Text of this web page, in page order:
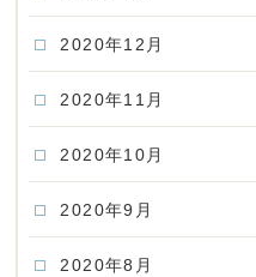
2020年12月
2020年11月
2020年10月
2020年9月
2020年8月